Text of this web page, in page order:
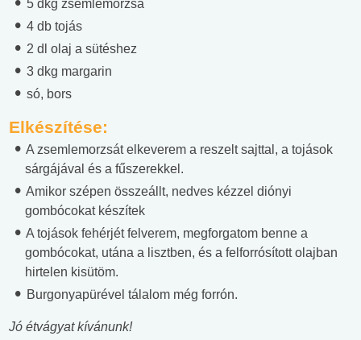
5 dkg zsemlemorzsa
4 db tojás
2 dl olaj a sütéshez
3 dkg margarin
só, bors
Elkészítése:
A zsemlemorzsát elkeverem a reszelt sajttal, a tojások
sárgájával és a fűszerekkel.
Amikor szépen összeállt, nedves kézzel diónyi
gombócokat készítek
A tojások fehérjét felverem, megforgatom benne a
gombócokat, utána a lisztben, és a felforrósított olajban
hirtelen kisütöm.
Burgonyapürével tálalom még forrón.
Jó étvágyat kívánunk!